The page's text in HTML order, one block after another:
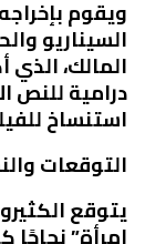
ويقوم
السيناريو
المالك،
درامية للنص
استنساخ
التوقعات
يتوقع